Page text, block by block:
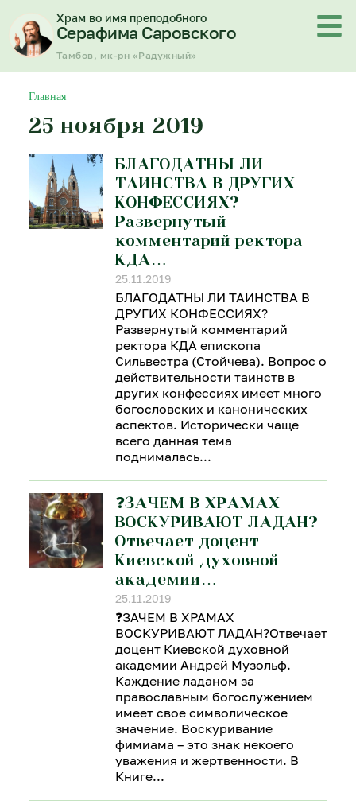
содержимому
Храм во имя преподобного
Серафима Саровского
Тамбов, мк-рн «Радужный»
Главная
25 ноября 2019
БЛАГОДАТНЫ ЛИ
ТАИНСТВА В ДРУГИХ
КОНФЕССИЯХ?
Развернутый
комментарий ректора
КДА…
25.11.2019
БЛАГОДАТНЫ ЛИ ТАИНСТВА В
ДРУГИХ КОНФЕССИЯХ?
Развернутый комментарий
ректора КДА епископа
Сильвестра (Стойчева). Вопрос о
действительности таинств в
других конфессиях имеет много
богословских и канонических
аспектов. Исторически чаще
всего данная тема
поднималась
❓ЗАЧЕМ В ХРАМАХ
ВОСКУРИВАЮТ ЛАДАН?
Отвечает доцент
Киевской духовной
академии…
25.11.2019
❓ЗАЧЕМ В ХРАМАХ
ВОСКУРИВАЮТ ЛАДАН?Отвечает
доцент Киевской духовной
академии Андрей Музольф.
Каждение ладаном за
православным богослужением
имеет свое символическое
значение. Воскуривание
фимиама – это знак некоего
уважения и жертвенности. В
Книге